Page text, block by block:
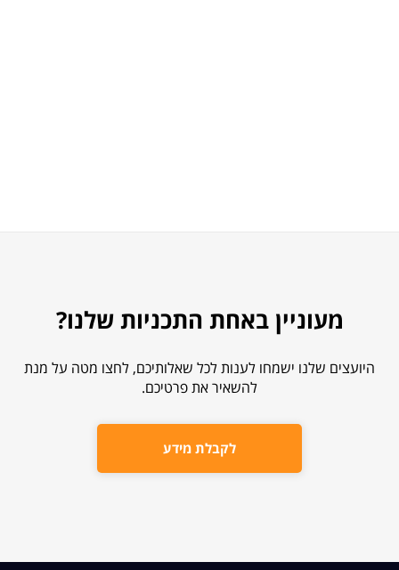
מעוניין באחת התכניות שלנו?
היועצים שלנו ישמחו לענות לכל שאלותיכם, לחצו מטה על מנת
להשאיר את פרטיכם.
לקבלת מידע